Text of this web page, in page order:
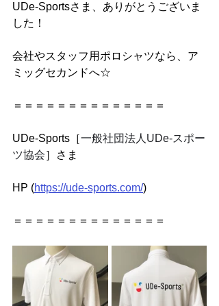
UDe-Sportsさま、ありがとうございま
した！
会社やスタッフ用ポロシャツなら、ア
ミッグセカンドへ☆
＝＝＝＝＝＝＝＝＝＝＝＝＝＝
UDe-Sports ［一般社団法人UDe-スポー
ツ協会］さま
HP (https://ude-sports.com/)
＝＝＝＝＝＝＝＝＝＝＝＝＝＝